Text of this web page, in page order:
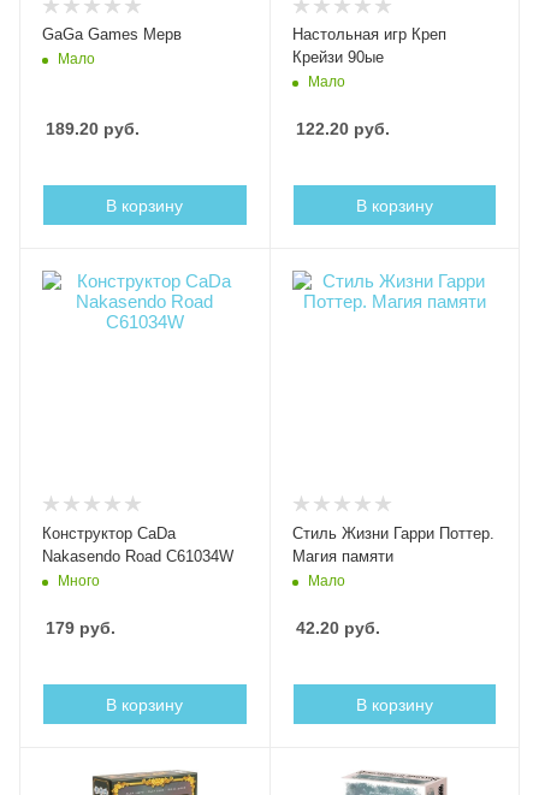
GaGa Games Мерв
Мало
189.20 руб.
В корзину
Настольная игр Креп
Крейзи 90ые
Мало
122.20руб.
В корзину
Конструктор CaDa
Nakasendo Road C61034W
Много
179 руб.
В корзину
Стиль Жизни Гарри Поттер.
Магия памяти
Мало
42.20руб.
В корзину